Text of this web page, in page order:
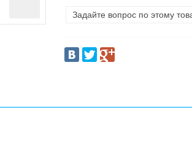
Задайте вопрос по этому